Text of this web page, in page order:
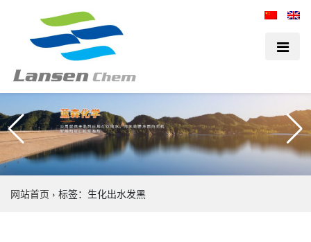
网站首页 › 标签：生化出水发黑